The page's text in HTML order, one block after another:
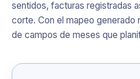
sentidos, facturas registradas
corte. Con el mapeo generado
de campos de meses que